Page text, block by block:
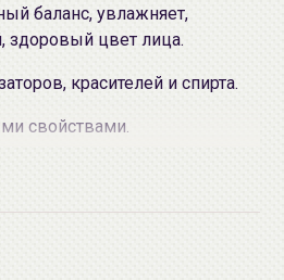
баланс, увлажняет,
здоровый цвет лица.
красителей и спирта.
свойствами.
коже упругость,
- восстанавливает